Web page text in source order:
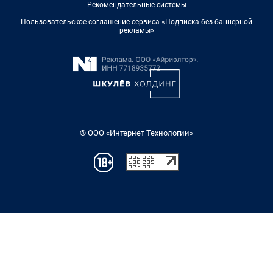
Рекомендательные системы
Пользовательское соглашение сервиса «Подписка без баннерной
рекламы»
© ООО «Интернет Технологии»